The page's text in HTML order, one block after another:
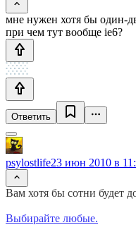
мне нужен хотя бы один-
при чем тут вообще ie6?
Ответить
psylostlife23 июн 2010 в
Вам хотя бы сотни будет
Выбирайте любые.